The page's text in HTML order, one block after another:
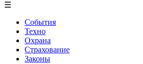
☰
События
Техно
Охрана
Страхование
Законы